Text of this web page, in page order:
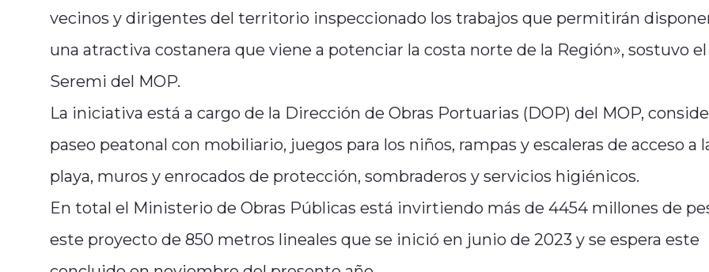
vecinos y dirigentes del territorio inspeccionado los trabajos que permitirán
una atractiva costanera que viene a potenciar la costa norte de la Región», sostuvo el
Seremi del MOP.
La iniciativa está a cargo de la Dirección de Obras Portuarias (DOP) del MOP,
paseo peatonal con mobiliario, juegos para los niños, rampas y escaleras de acceso a
playa, muros y enrocados de protección, sombraderos y servicios higiénicos.
En total el Ministerio de Obras Públicas está invirtiendo más de 4454 millones de
este proyecto de 850 metros lineales que se inició en junio de 2023 y se espera este